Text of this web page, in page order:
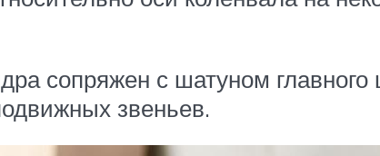
сопряжен с шатуном
звеньев.